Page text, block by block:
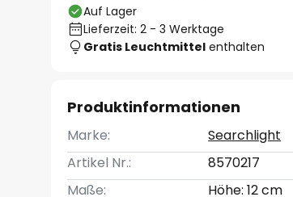
Auf Lager
Lieferzeit: 2 - 3 Werktage
Gratis Leuchtmittel enthalten
Produktinformationen
Marke:
Searchlight
Artikel Nr.:
8570217
Maße:
Höhe: 12 cm